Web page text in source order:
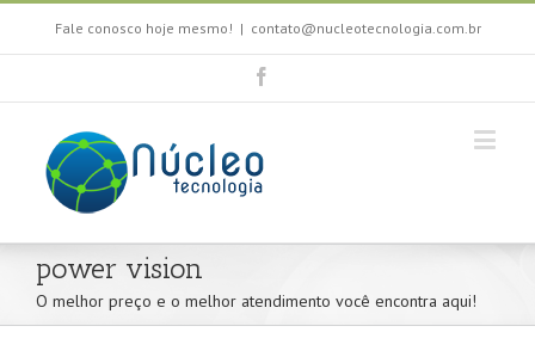
Fale conosco hoje mesmo! | contato@nucleotecnologia.com.br
power vision
O melhor preço e o melhor atendimento você encontra aqui!